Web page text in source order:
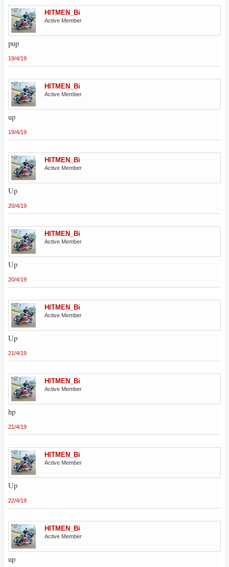
HITMEN_Bi
Active Member
pup
19/4/19
HITMEN_Bi
Active Member
up
19/4/19
HITMEN_Bi
Active Member
Up
20/4/19
HITMEN_Bi
Active Member
Up
20/4/19
HITMEN_Bi
Active Member
Up
21/4/19
HITMEN_Bi
Active Member
hp
21/4/19
HITMEN_Bi
Active Member
Up
22/4/19
HITMEN_Bi
Active Member
up